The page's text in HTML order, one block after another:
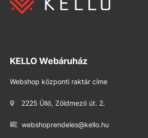
KELLO Webáruház
Webshop központi raktár címe
2225 Üllő, Zöldmező út. 2.
webshoprendeles@kello.hu